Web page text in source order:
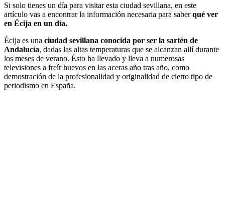
Si solo tienes un día para visitar esta ciudad sevillana, en este
artículo vas a encontrar la información necesaria para saberqué ver
en Écija en un día.
Écija es una ciudad sevillana conocida por ser la sartén de
Andalucía, dadas las altas temperaturas que se alcanzan allí durante
los meses de verano. Ésto ha llevado y lleva a numerosas
televisiones a freír huevos en las aceras año tras año, como
demostración de la profesionalidad y originalidad de cierto tipo de
periodismo en España.